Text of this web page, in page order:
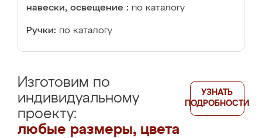
навески, освещение : по каталогу
Ручки: по каталогу
Изготовим по
индивидуальному
проекту:
любые размеры, цвета
УЗНАТЬ
ПОДРОБНОСТИ